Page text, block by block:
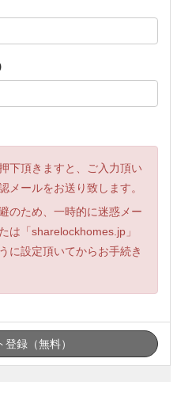
下頂きますと、ご入力頂い
メールをお送り致します。
のため、一時的に迷惑メー
は「sharelockhomes.jp」
に設定頂いてからお手続き